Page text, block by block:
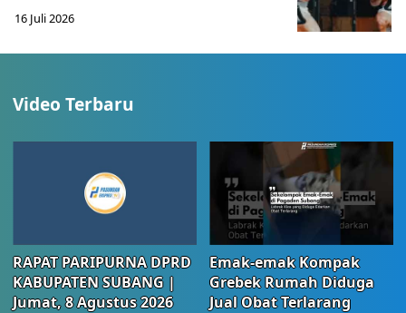
16 Juli 2026
Video Terbaru
RAPAT PARIPURNA DPRD
KABUPATEN SUBANG |
Jumat, 8 Agustus 2026
Emak-emak Kompak
Grebek Rumah Diduga
Jual Obat Terlarang